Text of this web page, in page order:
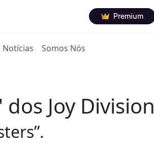
Premium
Notícias Somos Nós
Joy Division